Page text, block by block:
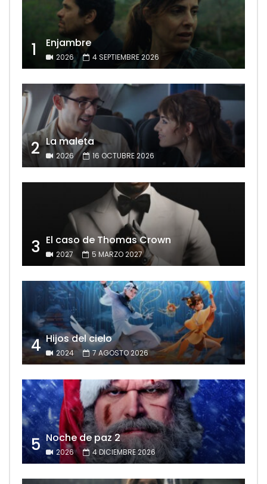
1 Enjambre
2026 4 SEPTIEMBRE 2026
2 La maleta
2026 16 OCTUBRE 2026
3 El caso de Thomas Crown
2027 5 MARZO 2027
4 Hijos del cielo
2024 7 AGOSTO 2026
5 Noche de paz 2
2026 4 DICIEMBRE 2026